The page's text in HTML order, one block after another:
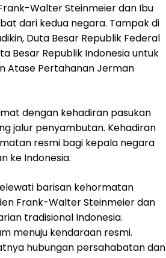
Walter Steinmeier dan Ibu
dari kedua negara. Tampak di
Duta Besar Republik Federal
Besar Republik Indonesia untuk
Atase Pertahanan Jerman
dengan kehadiran pasukan
jalur penyambutan. Kehadiran
resmi bagi kepala negara
ke Indonesia.
barisan kehormatan
Frank-Walter Steinmeier dan
tradisional Indonesia.
menuju kendaraan resmi.
hubungan persahabatan dan